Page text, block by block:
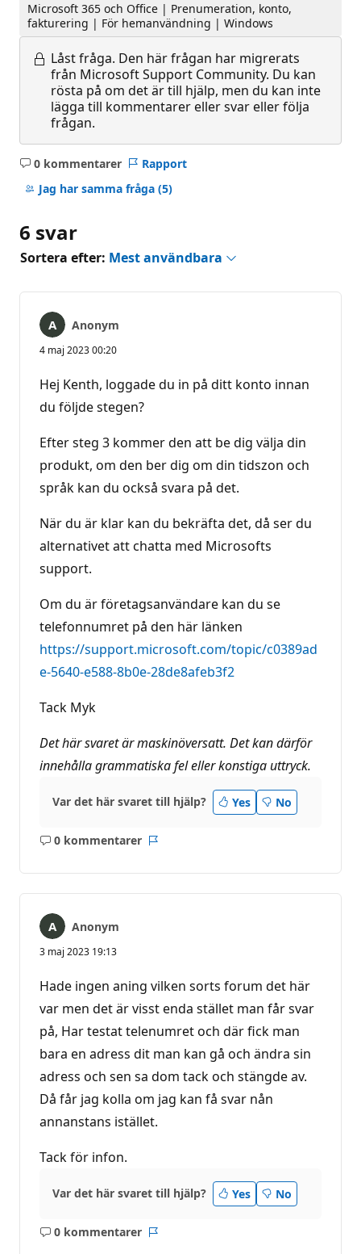
Microsoft 365 och Office | Prenumeration, konto,
fakturering | För hemanvändning | Windows
Låst fråga. Den här frågan har migrerats
från Microsoft Support Community. Du kan
rösta på om det är till hjälp, men du kan inte
lägga till kommentarer eller svar eller följa
frågan.
0 kommentarer
Inga
kommentarer
Rapport
Jag har samma fråga (5)
6 svar
Sortera efter: Mest användbara
Anonym
4 maj 2023 00:20
Hej Kenth, loggade du in på ditt konto innan
du följde stegen?
Efter steg 3 kommer den att be dig välja din
produkt, om den ber dig om din tidszon och
språk kan du också svara på det.
När du är klar kan du bekräfta det, då ser du
alternativet att chatta med Microsofts
support.
Om du är företagsanvändare kan du se
telefonnumret på den här länken
https://support.microsoft.com/topic/c0389ad
e-5640-e588-8b0e-28de8afeb3f2
Tack Myk
Det här svaret är maskinöversatt. Det kan därför
innehålla grammatiska fel eller konstiga uttryck.
Var det här svaret till hjälp? Yes No
0 kommentarer
Inga
Anonym
3 maj 2023 19:13
Hade ingen aning vilken sorts forum det här
var men det är visst enda stället man får svar
på, Har testat telenumret och där fick man
bara en adress dit man kan gå och ändra sin
adress och sen sa dom tack och stängde av.
Då får jag kolla om jag kan få svar nån
annanstans istället.
Tack för infon.
Var det här svaret till hjälp? Yes No
0 kommentarer
Inga